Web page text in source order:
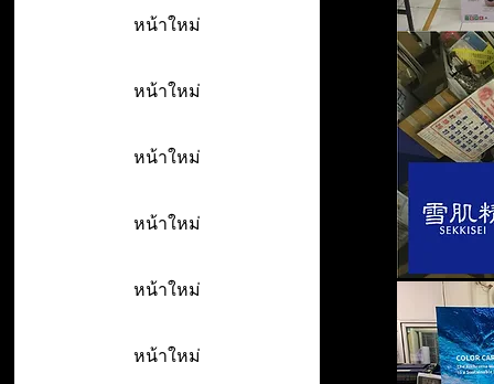
หน้าใหม่
หน้าใหม่
หน้าใหม่
หน้าใหม่
หน้าใหม่
หน้าใหม่